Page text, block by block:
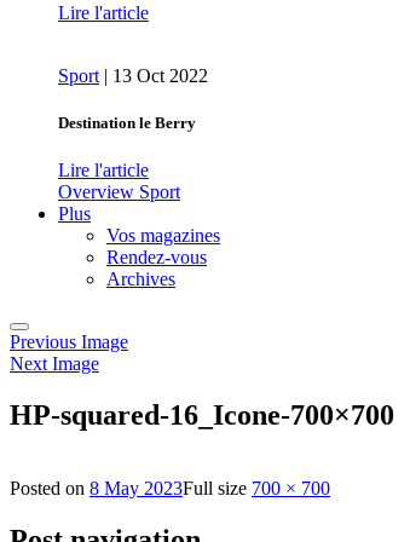
Lire l'article
Sport | 13 Oct 2022
Destination le Berry
Lire l'article
Overview Sport
Plus
Vos magazines
Rendez-vous
Archives
Previous Image
Next Image
HP-squared-16_Icone-700×700
Posted on 8 May 2023Full size 700 × 700